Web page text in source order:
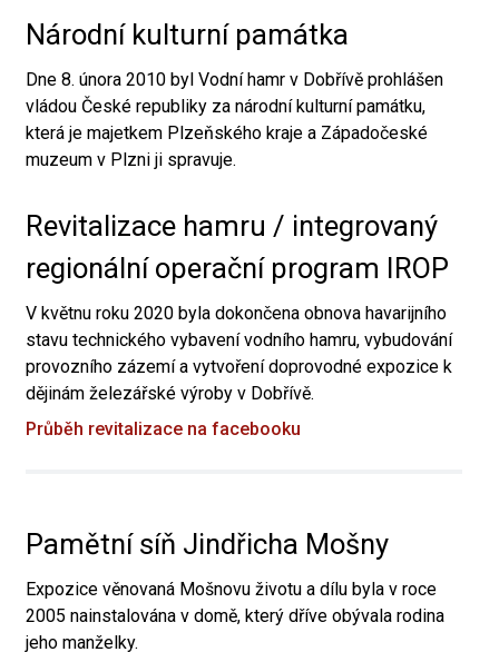
Národní kulturní památka
Dne 8. února 2010 byl Vodní hamr v Dobřívě prohlášen
vládou České republiky za národní kulturní památku,
která je majetkem Plzeňského kraje a Západočeské
muzeum v Plzni ji spravuje.
Revitalizace hamru / integrovaný
regionální operační program IROP
V květnu roku 2020 byla dokončena obnova havarijního
stavu technického vybavení vodního hamru, vybudování
provozního zázemí a vytvoření doprovodné expozice k
dějinám železářské výroby v Dobřívě.
Průběh revitalizace na facebooku
Pamětní síň Jindřicha Mošny
Expozice věnovaná Mošnovu životu a dílu byla v roce
2005 nainstalována v domě, který dříve obývala rodina
jeho manželky.